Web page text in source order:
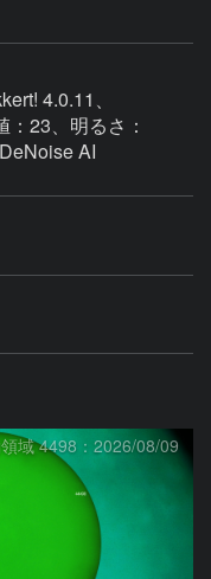
4.0.11、
23、明るさ：
AI
域 4498：2026/08/09